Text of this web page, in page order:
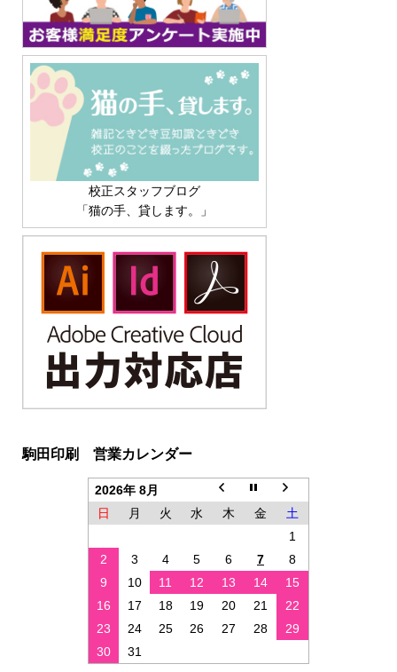
校正スタッフブログ
「猫の手、貸します。」
駒田印刷 営業カレンダー
2026年 8月
日
月 火 水 木 金
土
1
2
3 4 5 6 7
8
9
10 11 12 13 14
15
16
17 18 19 20 21
22
23
24 25 26 27 28
29
30
31